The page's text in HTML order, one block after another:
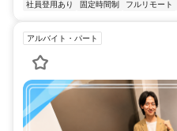
社員登用あり 固定時間制 フルリモート
アルバイト・パート